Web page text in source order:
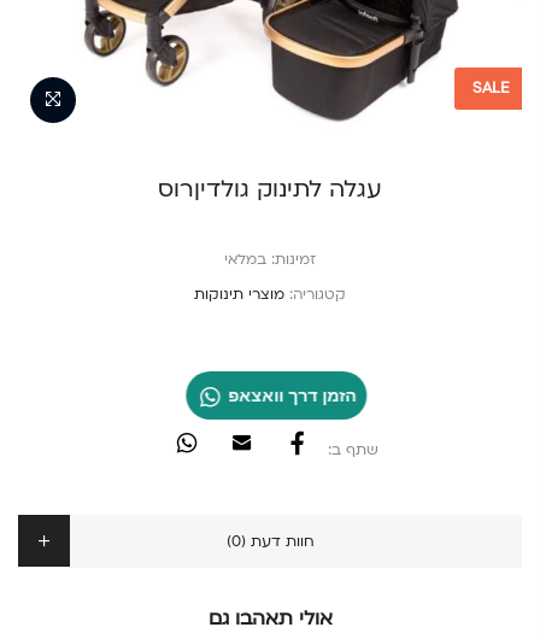
SALE
עגלה לתינוק גולדיןרוס
זמינות: במלאי
קטגוריה: מוצרי תינוקות
הזמן דרך וואצאפ
שתף ב:
חוות דעת (0)
אולי תאהבו גם